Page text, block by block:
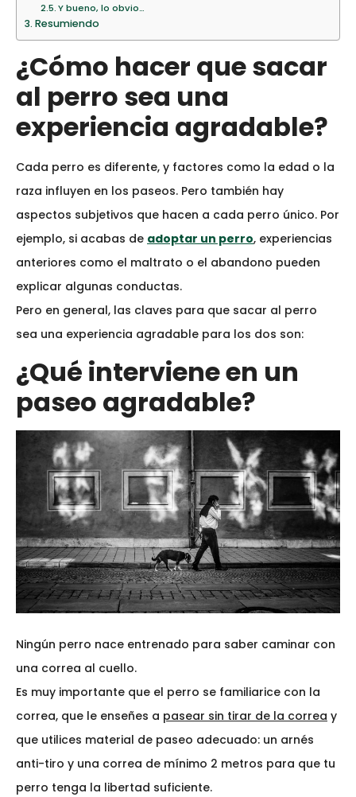
Y bueno, lo obvio…
Resumiendo
¿Cómo hacer que sacar
al perro sea una
experiencia agradable?
Cada perro es diferente, y factores como la edad o la
raza influyen en los paseos. Pero también hay
aspectos subjetivos que hacen a cada perro único. Por
ejemplo, si acabas de adoptar un perro, experiencias
anteriores como el maltrato o el abandono pueden
explicar algunas conductas.
Pero en general, las claves para que sacar al perro
sea una experiencia agradable para los dos son:
¿Qué interviene en un
paseo agradable?
Ningún perro nace entrenado para saber caminar con
una correa al cuello.
Es muy importante que el perro se familiarice con la
correa, que le enseñes a pasear sin tirar de la correa y
que utilices material de paseo adecuado: un arnés
anti-tiro y una correa de mínimo 2 metros para que tu
perro tenga la libertad suficiente.